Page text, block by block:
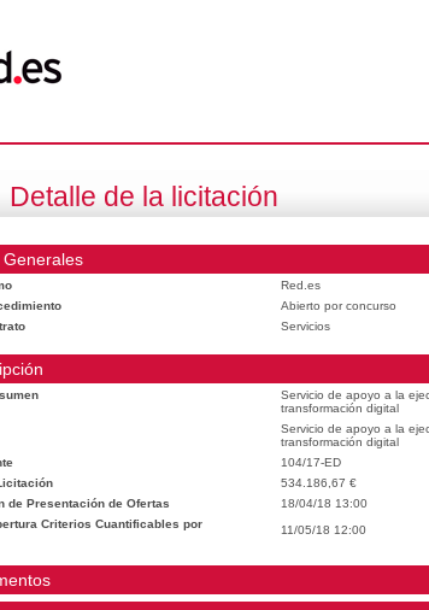
Detalle de la licitación
Generales
Red.es
Abierto por concurso
Servicios
Servicio de apoyo a la
transformación digital
Servicio de apoyo a la
transformación digital
104/17-ED
534.186,67 €
de Presentación de Ofertas
18/04/18 13:00
Criterios Cuantificables por
11/05/18 12:00